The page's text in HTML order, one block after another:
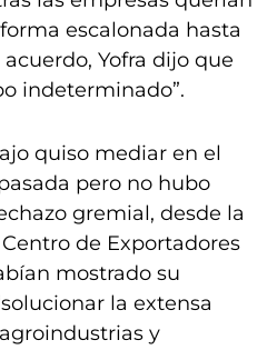
escalonada hasta
Yofra dijo que
indeterminado”.
quiso mediar en el
pero no hubo
gremial, desde la
de Exportadores
mostrado su
la extensa
y